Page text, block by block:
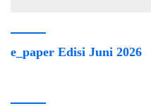
e_paper Edisi Juni 2026